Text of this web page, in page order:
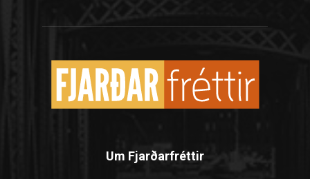
Um Fjarðarfréttir